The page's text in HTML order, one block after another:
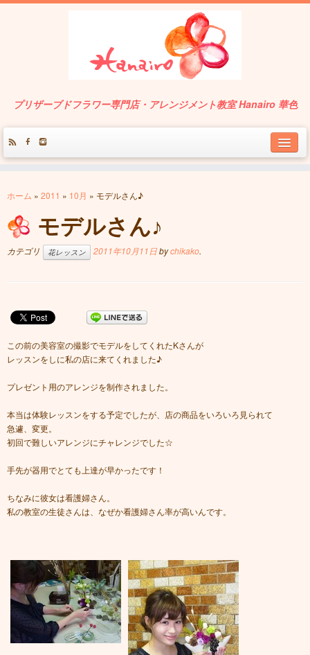
プリザーブドフラワー専門店・アレンジメント教室 Hanairo 華色
ホーム » 2011 » 10月 » モデルさん♪
モデルさん♪
カテゴリ 花レッスン 2011年10月11日bychikako.
この前の美容室の撮影でモデルをしてくれたKさんが
レッスンをしに私の店に来てくれました♪
プレゼント用のアレンジを制作されました。
本当は体験レッスンをする予定でしたが、店の商品をいろいろ見られて
急遽、変更。
初回で難しいアレンジにチャレンジでした☆
手先が器用でとても上達が早かったです！
ちなみに彼女は看護婦さん。
私の教室の生徒さんは、なぜか看護婦さん率が高いんです。